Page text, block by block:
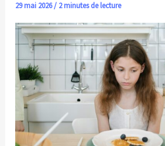
29 mai 2026/ 2 minutes de lecture